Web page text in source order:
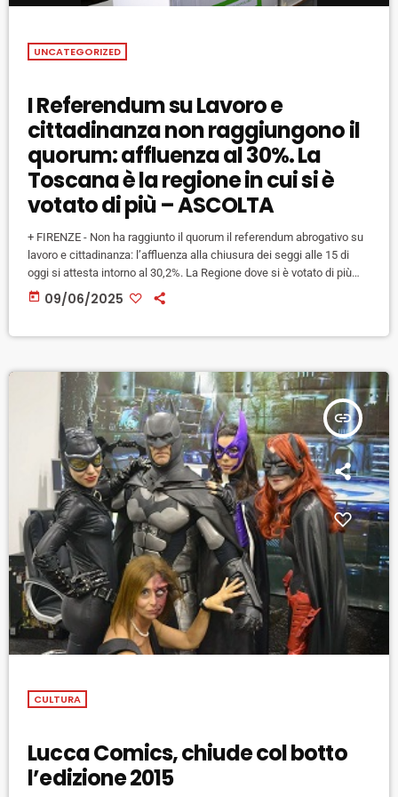
UNCATEGORIZED
I Referendum su Lavoro e
cittadinanza non raggiungono il
quorum: affluenza al 30%. La
Toscana è la regione in cui si è
votato di più – ASCOLTA
+ FIRENZE - Non ha raggiunto il quorum il referendum abrogativo su
lavoro e cittadinanza: l’affluenza alla chiusura dei seggi alle 15 di
oggi si attesta intorno al 30,2%. La Regione dove si è votato di più
per i referendum è la Toscana con il 38,83 %, seguita a ruota dalla
Emilia Romagna dove a votare sono stati il 38,01 % degli aventi
today 09/06/2025
insert_link
CULTURA
Lucca Comics, chiude col botto
l’edizione 2015